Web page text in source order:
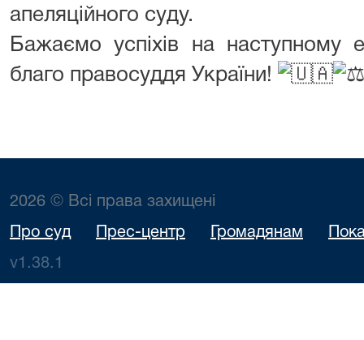
апеляційного суду.
Бажаємо успіхів на наступному
благо правосуддя України!
2026 © Всі права захищені
Про суд Прес-центр Громадянам
v1.38.1